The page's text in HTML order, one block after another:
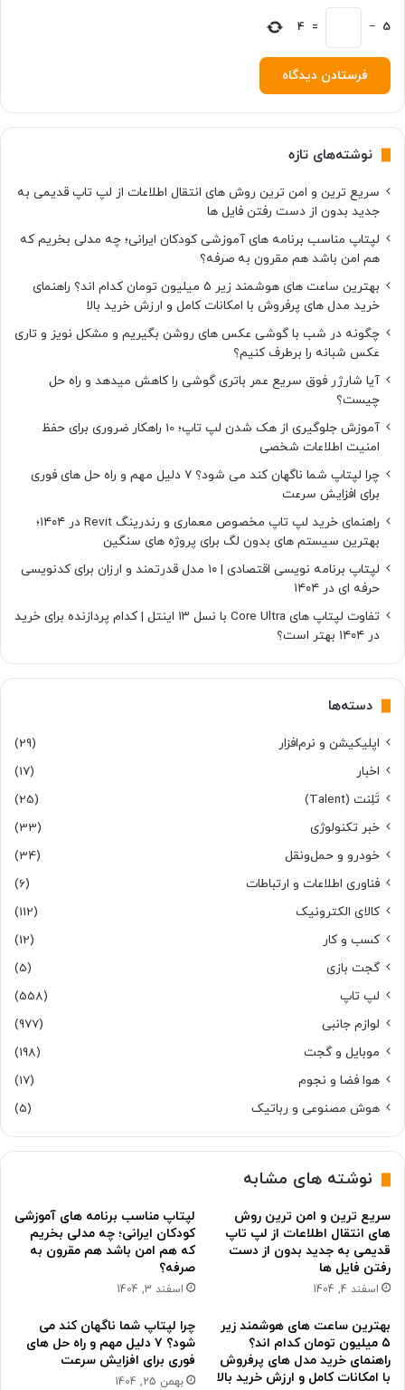
د
ا
ا
ت
د
ی
5
−
=
4
نوشته‌های تازه
سریع ترین و امن ترین روش های انتقال اطلاعات از لپ تاپ قدیمی به
جدید بدون از دست رفتن فایل ها
لپتاپ مناسب برنامه های آموزشی کودکان ایرانی؛ چه مدلی بخریم که
هم امن باشد هم مقرون به صرفه؟
بهترین ساعت های هوشمند زیر ۵ میلیون تومان کدام اند؟ راهنمای
خرید مدل های پرفروش با امکانات کامل و ارزش خرید بالا
چگونه در شب با گوشی عکس های روشن بگیریم و مشکل نویز و تاری
عکس شبانه را برطرف کنیم؟
آیا شارژر فوق سریع عمر باتری گوشی را کاهش میدهد و راه حل
چیست؟
آموزش جلوگیری از هک شدن لپ تاپ؛ 10 راهکار ضروری برای حفظ
امنیت اطلاعات شخصی
چرا لپتاپ شما ناگهان کند می شود؟ ۷ دلیل مهم و راه حل های فوری
برای افزایش سرعت
راهنمای خرید لپ تاپ مخصوص معماری و رندرینگ Revit در ۱۴۰۴؛
بهترین سیستم های بدون لگ برای پروژه های سنگین
لپتاپ برنامه نویسی اقتصادی | ۱۰ مدل قدرتمند و ارزان برای کدنویسی
حرفه ای در ۱۴۰۴
تفاوت لپتاپ های Core Ultra با نسل ۱۳ اینتل | کدام پردازنده برای خرید
در ۱۴۰۴ بهتر است؟
دسته‌ها
اپلیکیشن و نرم‌افزار
(29)
اخبار
(17)
تَلِنت (Talent)
(25)
خبر تکنولوژی
(33)
خودرو و حمل‌و‌نقل
(34)
فناوری اطلاعات و ارتباطات
(6)
کالای الکترونیک
(112)
کسب و کار
(12)
گجت بازی
(5)
لپ تاپ
(558)
لوازم جانبی
(977)
موبایل و گجت
(198)
هوا فضا و نجوم
(17)
هوش مصنوعی و رباتیک
(5)
نوشته های مشابه
سریع ترین و امن ترین روش
های انتقال اطلاعات از لپ تاپ
قدیمی به جدید بدون از دست
رفتن فایل ها
اسفند 4, 1404
لپتاپ مناسب برنامه های آموزشی
کودکان ایرانی؛ چه مدلی بخریم
که هم امن باشد هم مقرون به
صرفه؟
اسفند 3, 1404
بهترین ساعت های هوشمند زیر
۵ میلیون تومان کدام اند؟
راهنمای خرید مدل های پرفروش
با امکانات کامل و ارزش خرید بالا
چرا لپتاپ شما ناگهان کند می
شود؟ ۷ دلیل مهم و راه حل های
فوری برای افزایش سرعت
بهمن 25, 1404